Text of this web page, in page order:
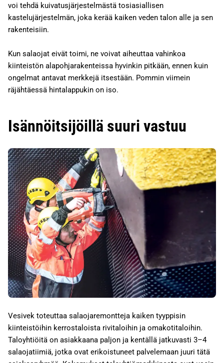
voi tehdä kuivatusjärjestelmästä tosiasiallisen
kastelujärjestelmän, joka kerää kaiken veden talon alle ja sen
rakenteisiin.
Kun salaojat eivät toimi, ne voivat aiheuttaa vahinkoa
kiinteistön alapohjarakenteissa hyvinkin pitkään, ennen kuin
ongelmat antavat merkkejä itsestään. Pommin viimein
räjähtäessä hintalappukin on iso.
Isännöitsijöillä suuri vastuu
Vesivek toteuttaa salaojaremontteja kaiken tyyppisin
kiinteistöihin kerrostaloista rivitaloihin ja omakotitaloihin.
Taloyhtiöitä on asiakkaana paljon ja kentällä jatkuvasti 3–4
salaojatiimiä, jotka ovat erikoistuneet palvelemaan juuri tätä